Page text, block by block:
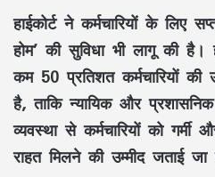
हाईकोर्ट ने कर्मचारियों के लिए
होम’ की सुविधा भी लागू की
कम 50 प्रतिशत कर्मचारियों की
है, ताकि न्यायिक और
व्यवस्था से कर्मचारियों को गर्मी
राहत मिलने की उम्मीद जताई